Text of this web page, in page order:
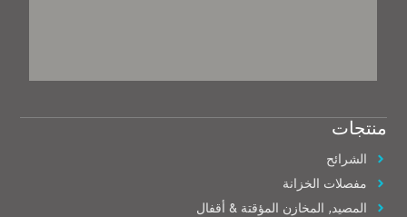
منتجات
الشرائح
مفصلات الخزانة
المصيد, المخازن المؤقتة & أقفال